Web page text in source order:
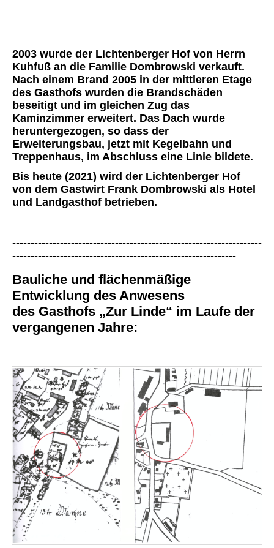
2003 wurde der Lichtenberger Hof von Herrn
Kuhfuß an die Familie Dombrowski verkauft.
Nach einem Brand 2005 in der mittleren Etage
des Gasthofs wurden die Brandschäden
beseitigt und im gleichen Zug das
Kaminzimmer erweitert. Das Dach wurde
heruntergezogen, so dass der
Erweiterungsbau, jetzt mit Kegelbahn und
Treppenhaus, im Abschluss eine Linie bildete.
Bis heute (2021) wird der Lichtenberger Hof
von dem Gastwirt Frank Dombrowski als Hotel
und Landgasthof betrieben.
--------------------------------------------------------------------
-------------------------------------------------------------
Bauliche und flächenmäßige
Entwicklung des Anwesens
des Gasthofs „Zur Linde“ im Laufe der
vergangenen Jahre: